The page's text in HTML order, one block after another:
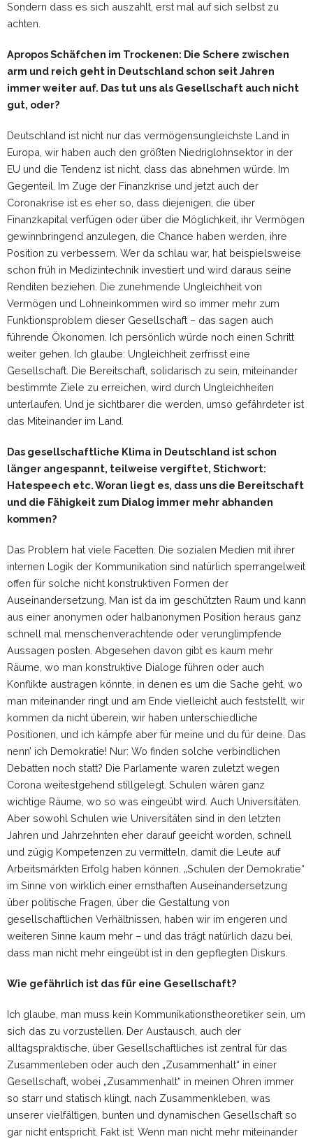
Sondern dass es sich auszahlt, erst mal auf sich selbst zu
achten.
Apropos Schäfchen im Trockenen: Die Schere zwischen
arm und reich geht in Deutschland schon seit Jahren
immer weiter auf. Das tut uns als Gesellschaft auch nicht
gut, oder?
Deutschland ist nicht nur das vermögensungleichste Land in
Europa, wir haben auch den größten Niedriglohnsektor in der
EU und die Tendenz ist nicht, dass das abnehmen würde. Im
Gegenteil. Im Zuge der Finanzkrise und jetzt auch der
Coronakrise ist es eher so, dass diejenigen, die über
Finanzkapital verfügen oder über die Möglichkeit, ihr Vermögen
gewinnbringend anzulegen, die Chance haben werden, ihre
Position zu verbessern. Wer da schlau war, hat beispielsweise
schon früh in Medizintechnik investiert und wird daraus seine
Renditen beziehen. Die zunehmende Ungleichheit von
Vermögen und Lohneinkommen wird so immer mehr zum
Funktionsproblem dieser Gesellschaft – das sagen auch
führende Ökonomen. Ich persönlich würde noch einen Schritt
weiter gehen. Ich glaube: Ungleichheit zerfrisst eine
Gesellschaft. Die Bereitschaft, solidarisch zu sein, miteinander
bestimmte Ziele zu erreichen, wird durch Ungleichheiten
unterlaufen. Und je sichtbarer die werden, umso gefährdeter ist
das Miteinander im Land.
Das gesellschaftliche Klima in Deutschland ist schon
länger angespannt, teilweise vergiftet, Stichwort:
Hatespeech etc. Woran liegt es, dass uns die Bereitschaft
und die Fähigkeit zum Dialog immer mehr abhanden
kommen?
Das Problem hat viele Facetten. Die sozialen Medien mit ihrer
internen Logik der Kommunikation sind natürlich sperrangelweit
offen für solche nicht konstruktiven Formen der
Auseinandersetzung. Man ist da im geschützten Raum und kann
aus einer anonymen oder halbanonymen Position heraus ganz
schnell mal menschenverachtende oder verunglimpfende
Aussagen posten. Abgesehen davon gibt es kaum mehr
Räume, wo man konstruktive Dialoge führen oder auch
Konflikte austragen könnte, in denen es um die Sache geht, wo
man miteinander ringt und am Ende vielleicht auch feststellt, wir
kommen da nicht überein, wir haben unterschiedliche
Positionen, und ich kämpfe aber für meine und du für deine. Das
nenn’ ich Demokratie! Nur: Wo finden solche verbindlichen
Debatten noch statt? Die Parlamente waren zuletzt wegen
Corona weitestgehend stillgelegt. Schulen wären ganz
wichtige Räume, wo so was eingeübt wird. Auch Universitäten.
Aber sowohl Schulen wie Universitäten sind in den letzten
Jahren und Jahrzehnten eher darauf geeicht worden, schnell
und zügig Kompetenzen zu vermitteln, damit die Leute auf
Arbeitsmärkten Erfolg haben können. „Schulen der Demokratie“
im Sinne von wirklich einer ernsthaften Auseinandersetzung
über politische Fragen, über die Gestaltung von
gesellschaftlichen Verhältnissen, haben wir im engeren und
weiteren Sinne kaum mehr – und das trägt natürlich dazu bei,
dass man nicht mehr eingeübt ist in den gepflegten Diskurs.
Wie gefährlich ist das für eine Gesellschaft?
Ich glaube, man muss kein Kommunikationstheoretiker sein, um
sich das zu vorzustellen. Der Austausch, auch der
alltagspraktische, über Gesellschaftliches ist zentral für das
Zusammenleben oder auch den „Zusammenhalt“ in einer
Gesellschaft, wobei „Zusammenhalt“ in meinen Ohren immer
so starr und statisch klingt, nach Zusammenkleben, was
unserer vielfältigen, bunten und dynamischen Gesellschaft so
gar nicht entspricht. Fakt ist: Wenn man nicht mehr miteinander